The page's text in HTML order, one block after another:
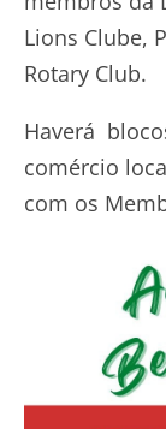
Lions Clube,
Rotary Club.
Haverá
comércio
com os